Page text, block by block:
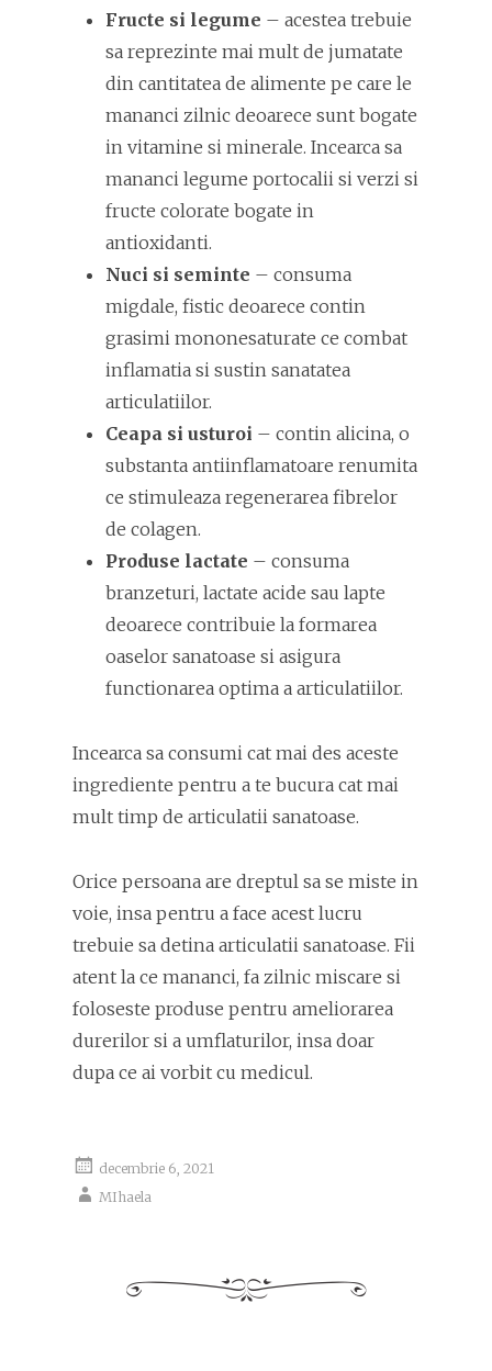
Fructe si legume – acestea trebuie
sa reprezinte mai mult de jumatate
din cantitatea de alimente pe care le
mananci zilnic deoarece sunt bogate
in vitamine si minerale. Incearca sa
mananci legume portocalii si verzi si
fructe colorate bogate in
antioxidanti.
Nuci si seminte – consuma
migdale, fistic deoarece contin
grasimi mononesaturate ce combat
inflamatia si sustin sanatatea
articulatiilor.
Ceapa si usturoi – contin alicina, o
substanta antiinflamatoare renumita
ce stimuleaza regenerarea fibrelor
de colagen.
Produse lactate – consuma
branzeturi, lactate acide sau lapte
deoarece contribuie la formarea
oaselor sanatoase si asigura
functionarea optima a articulatiilor.
Incearca sa consumi cat mai des aceste
ingrediente pentru a te bucura cat mai
mult timp de articulatii sanatoase.
Orice persoana are dreptul sa se miste in
voie, insa pentru a face acest lucru
trebuie sa detina articulatii sanatoase. Fii
atent la ce mananci, fa zilnic miscare si
foloseste produse pentru ameliorarea
durerilor si a umflaturilor, insa doar
dupa ce ai vorbit cu medicul.
decembrie 6, 2021
MIhaela